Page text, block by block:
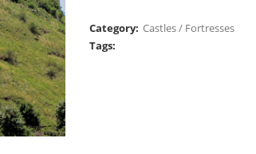
Category: Castles / Fortresses
Tags: